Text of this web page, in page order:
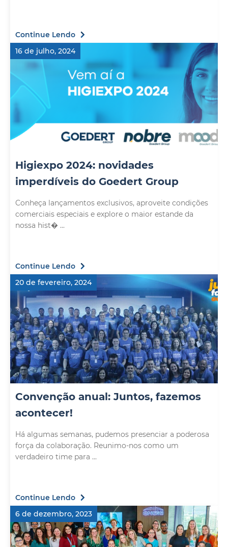
Continue Lendo
16 de julho, 2024
Higiexpo 2024: novidades
imperdíveis do Goedert Group
Conheça lançamentos exclusivos, aproveite condições
comerciais especiais e explore o maior estande da
nossa hist� ...
Continue Lendo
20 de fevereiro, 2024
Convenção anual: Juntos, fazemos
acontecer!
Há algumas semanas, pudemos presenciar a poderosa
força da colaboração. Reunimo-nos como um
verdadeiro time para ...
Continue Lendo
6 de dezembro, 2023